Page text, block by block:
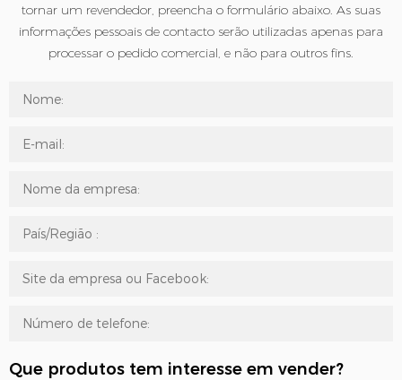
tornar um revendedor, preencha o formulário abaixo. As suas
informações pessoais de contacto serão utilizadas apenas para
processar o pedido comercial, e não para outros fins.
Que produtos tem interesse em vender?